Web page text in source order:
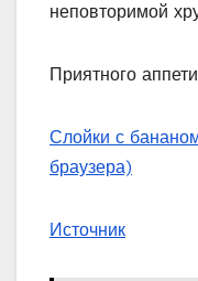
неповторимой
Приятного
Слойки с
браузера)
Источник